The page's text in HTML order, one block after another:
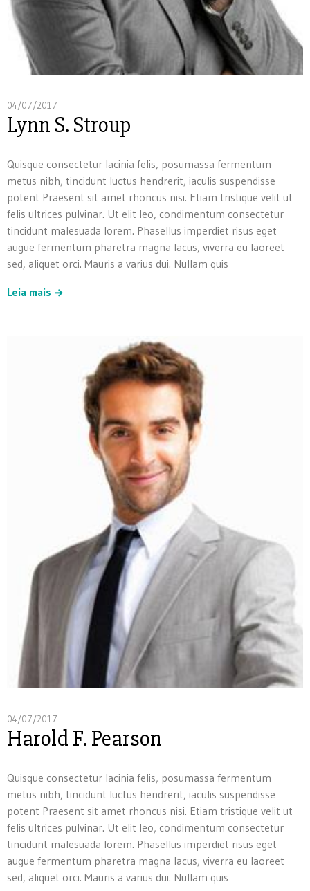
04/07/2017
Lynn S. Stroup
Quisque consectetur lacinia felis, posumassa fermentum
metus nibh, tincidunt luctus hendrerit, iaculis suspendisse
potent Praesent sit amet rhoncus nisi. Etiam tristique velit ut
felis ultrices pulvinar. Ut elit leo, condimentum consectetur
tincidunt malesuada lorem. Phasellus imperdiet risus eget
augue fermentum pharetra magna lacus, viverra eu laoreet
sed, aliquet orci. Mauris a varius dui. Nullam quis
Leia mais
04/07/2017
Harold F. Pearson
Quisque consectetur lacinia felis, posumassa fermentum
metus nibh, tincidunt luctus hendrerit, iaculis suspendisse
potent Praesent sit amet rhoncus nisi. Etiam tristique velit ut
felis ultrices pulvinar. Ut elit leo, condimentum consectetur
tincidunt malesuada lorem. Phasellus imperdiet risus eget
augue fermentum pharetra magna lacus, viverra eu laoreet
sed, aliquet orci. Mauris a varius dui. Nullam quis